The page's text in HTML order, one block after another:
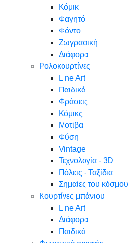
Κόμικ
Φαγητό
Φόντο
Ζωγραφική
Διάφορα
Ρολοκουρτίνες
Line Art
Παιδικά
Φράσεις
Κόμικς
Μοτίβα
Φύση
Vintage
Τεχνολογία - 3D
Πόλεις - Ταξίδια
Σημαίες του κόσμου
Κουρτίνες μπάνιου
Line Art
Διάφορα
Παιδικά